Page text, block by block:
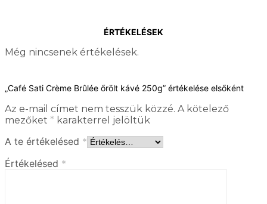
ÉRTÉKELÉSEK
Még nincsenek értékelések.
„Café Sati Crème Brûlée őrölt kávé 250g” értékelése elsőként
Az e-mail címet nem tesszük közzé. A kötelező
mezőket * karakterrel jelöltük
A te értékelésed *
Értékelésed *